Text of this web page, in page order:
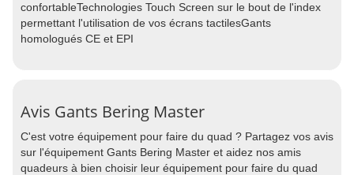
confortableTechnologies Touch Screen sur le bout de l'index
permettant l'utilisation de vos écrans tactilesGants
homologués CE et EPI
Avis Gants Bering Master
C'est votre équipement pour faire du quad ? Partagez vos avis
sur l'équipement Gants Bering Master et aidez nos amis
quadeurs à bien choisir leur équipement pour faire du quad